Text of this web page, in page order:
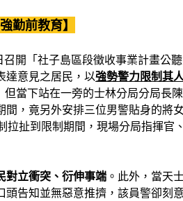
勤前教育】
召開「社子島區段徵收事業計畫公
達意見之居民，以強勢警力限制其
當下站在一旁的士林分局分局長
，竟另外安排三位男警貼身的將
扯到限制期間，現場分局指揮官
對立衝突、衍伸事端 。此外，當天
告知並無惡意推擠，該員警卻刻